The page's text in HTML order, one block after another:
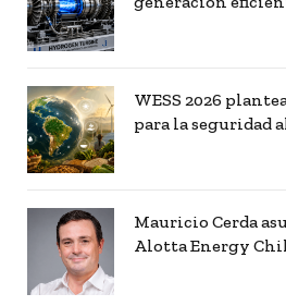
WESS 2026
para la seguridad
Mauricio Cerda
Alotta Energy